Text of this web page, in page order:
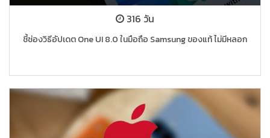
316 วัน
ชี้ช่องวิธีอัปเดต One UI 8.0 ในมือถือ Samsung ของแท้ ไม่มีหลอก